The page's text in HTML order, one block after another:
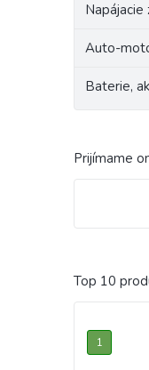
Auto-
Baterie,
Prijímame
Top 10